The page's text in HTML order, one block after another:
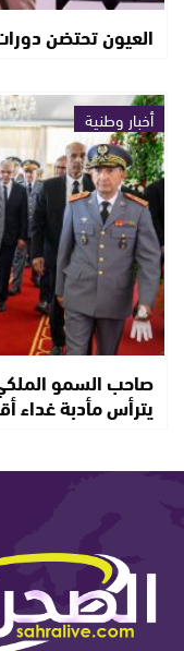
العيون تحتضن
أخبار وطنية
صاحب السمو
يترأس مأدبة غداء